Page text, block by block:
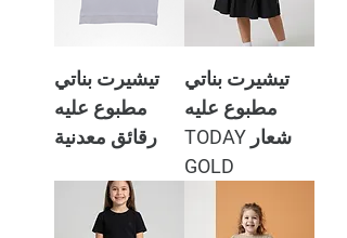
تيشيرت بناتي
مطبوع عليه
شعار TODAY
GOLD
تيشيرت بناتي
مطبوع عليه
رقائق معدنية